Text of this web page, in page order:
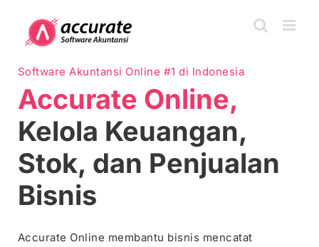
content
Software Akuntansi Online #1 di Indonesia
Accurate Online,
Kelola Keuangan,
Stok, dan Penjualan
Bisnis
Accurate Online membantu bisnis mencatat